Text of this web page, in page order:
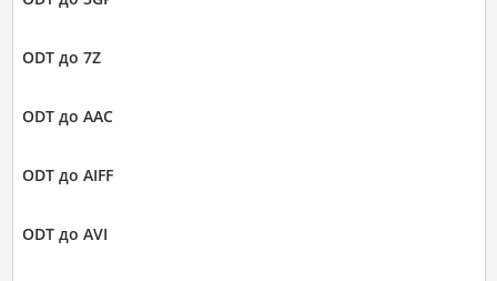
ODT до 7Z
ODT до AAC
ODT до AIFF
ODT до AVI